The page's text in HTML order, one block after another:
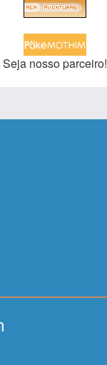
Seja nosso parceiro!